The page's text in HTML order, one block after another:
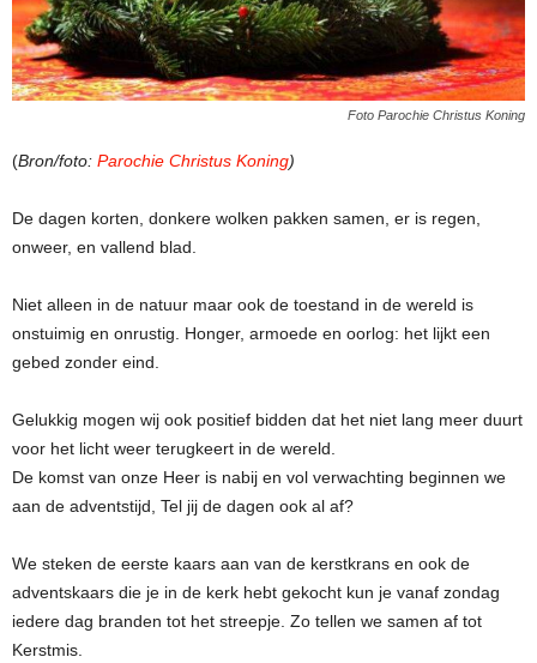
Foto Parochie Christus Koning
(Bron/foto: Parochie Christus Koning)
De dagen korten, donkere wolken pakken samen, er is regen,
onweer, en vallend blad.
Niet alleen in de natuur maar ook de toestand in de wereld is
onstuimig en onrustig. Honger, armoede en oorlog: het lijkt een
gebed zonder eind.
Gelukkig mogen wij ook positief bidden dat het niet lang meer duurt
voor het licht weer terugkeert in de wereld.
De komst van onze Heer is nabij en vol verwachting beginnen we
aan de adventstijd, Tel jij de dagen ook al af?
We steken de eerste kaars aan van de kerstkrans en ook de
adventskaars die je in de kerk hebt gekocht kun je vanaf zondag
iedere dag branden tot het streepje. Zo tellen we samen af tot
Kerstmis.